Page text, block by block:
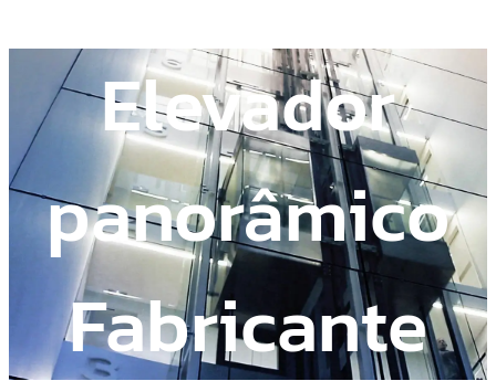
Elevador
panorâmico
Fabricante